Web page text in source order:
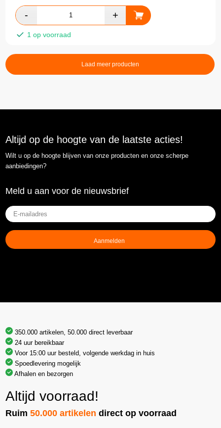
1 op voorraad
Laad meer producten
Altijd op de hoogte van de laatste acties!
Wilt u op de hoogte blijven van onze producten en onze scherpe
aanbiedingen?
Meld u aan voor de nieuwsbrief
E-
mailadres
(Vereist)
350.000 artikelen, 50.000 direct leverbaar
24 uur bereikbaar
Voor 15:00 uur besteld, volgende werkdag in huis
Spoedlevering mogelijk
Afhalen en bezorgen
Altijd voorraad!
Ruim50.000 artikelen direct op voorraad